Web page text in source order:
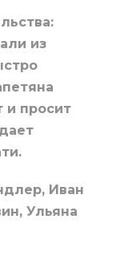
из
и просит
Иван
Ульяна